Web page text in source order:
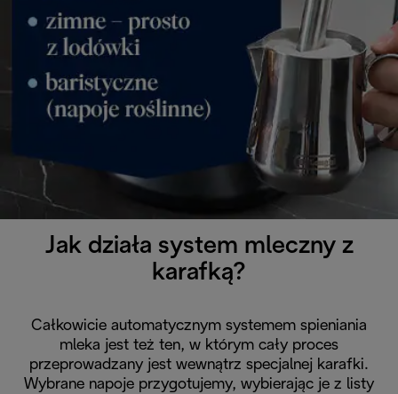
Jak działa system mleczny z
karafką?
Całkowicie automatycznym systemem spieniania
mleka jest też ten, w którym cały proces
przeprowadzany jest wewnątrz specjalnej karafki.
Wybrane napoje przygotujemy, wybierając je z listy